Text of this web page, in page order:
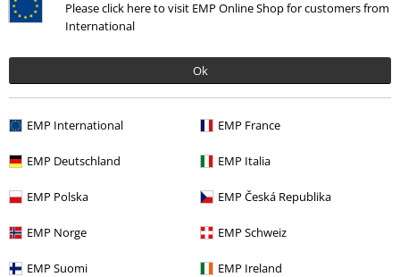
Please click here to visit EMP Online Shop for customers from
International
Ok
EMP International EMP France
EMP Deutschland EMP Italia
EMP Polska EMP Česká Republika
EMP Norge EMP Schweiz
EMP Suomi EMP Ireland
ahorrar dinero? Echa un vistazo a más atuendos aquí:
Zapatillas Vans
Vaqueros de mayo ruidosos
Anne Stokes